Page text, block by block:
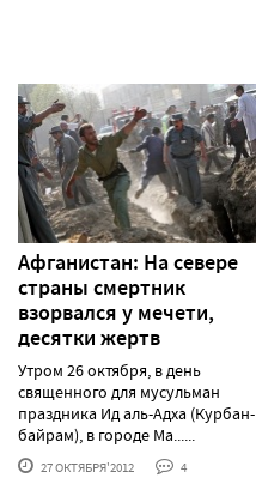
Афганистан: На севере
страны смертник
взорвался у мечети,
десятки жертв
Утром 26 октября, в день
священного для мусульман
праздника Ид аль-Адха (Курбан-
байрам), в городе Ма......
27 ОКТЯБРЯ'2012 4